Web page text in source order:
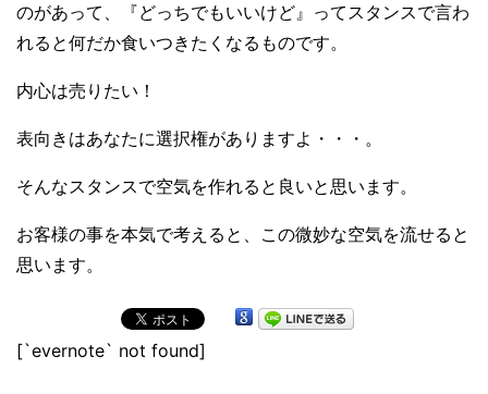
のがあって、『どっちでもいいけど』ってスタンスで言わ
れると何だか食いつきたくなるものです。
内心は売りたい！
表向きはあなたに選択権がありますよ・・・。
そんなスタンスで空気を作れると良いと思います。
お客様の事を本気で考えると、この微妙な空気を流せると
思います。
[`evernote` not found]